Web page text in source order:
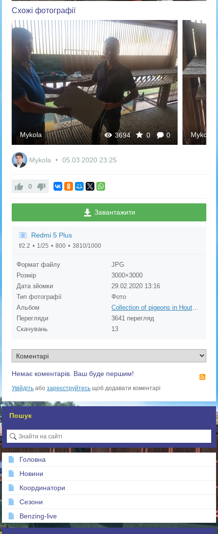
Схожі фотографії
3694 0 0
Mykola Mykola
Mykola 05.03.2020 23:25
0
Завантажити
Redmi 5 Plus
f/2.2 1/25 800 3810/1000
Формат файлу
JPG
Розмір
3000×3000
Дата зйомки
29.02.2020 13:16
Тип фотографії
Фото
Альбом
Collection of pigeons in Houten, Netherlands
Перегляди
3641 перегляд
Скачувань
13
Немає коментарів. Ваш буде першим!
Увійдіть абозареєструйтесь щоб додавати коментарі
Пошук
Головна
Новини
Координатори
Сезони
Benzing-live